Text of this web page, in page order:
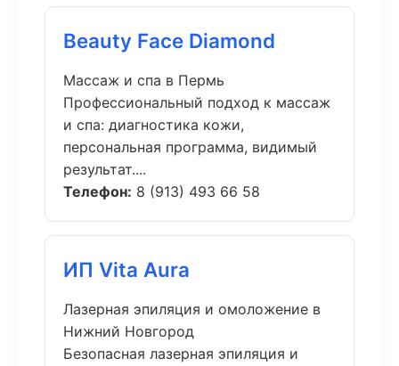
Beauty Face Diamond
Массаж и спа в Пермь
Профессиональный подход к массаж
и спа: диагностика кожи,
персональная программа, видимый
результат....
Телефон: 8 (913) 493 66 58
ИП Vita Aura
Лазерная эпиляция и омоложение в
Нижний Новгород
Безопасная лазерная эпиляция и